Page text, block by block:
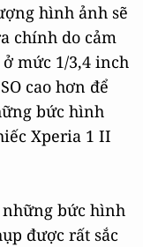
hình ảnh sẽ
chính do cảm
mức 1/3,4 inch
cao hơn để
bức hình
Xperia 1 II
những bức hình
được rất sắc